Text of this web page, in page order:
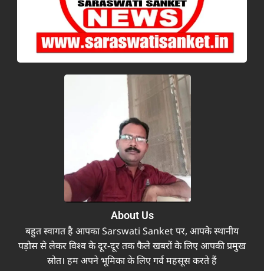
About Us
बहुत स्वागत है आपका Sarswati Sanket पर, आपके स्थानीय
पड़ोस से लेकर विश्व के दूर-दूर तक फैले खबरों के लिए आपकी प्रमुख
स्रोत। हम अपने भूमिका के लिए गर्व महसूस करते हैं